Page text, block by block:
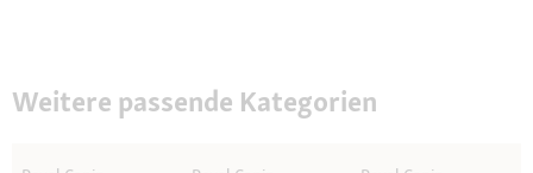
Weitere passende Kategorien